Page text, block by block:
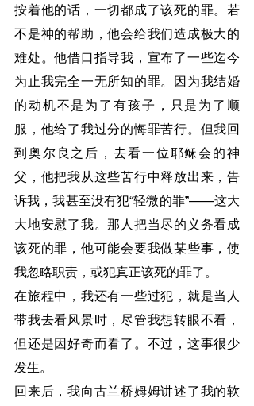
按着他的话，一切都成了该死的罪。若
不是神的帮助，他会给我们造成极大的
难处。他借口指导我，宣布了一些迄今
为止我完全一无所知的罪。因为我结婚
的动机不是为了有孩子，只是为了顺
服，他给了我过分的悔罪苦行。但我回
到奥尔良之后，去看一位耶稣会的神
父，他把我从这些苦行中释放出来，告
诉我，我甚至没有犯“轻微的罪”——这大
大地安慰了我。那人把当尽的义务看成
该死的罪，他可能会要我做某些事，使
我忽略职责，或犯真正该死的罪了。
在旅程中，我还有一些过犯，就是当人
带我去看风景时，尽管我想转眼不看，
但还是因好奇而看了。不过，这事很少
发生。
回来后，我向古兰桥姆姆讲述了我的软